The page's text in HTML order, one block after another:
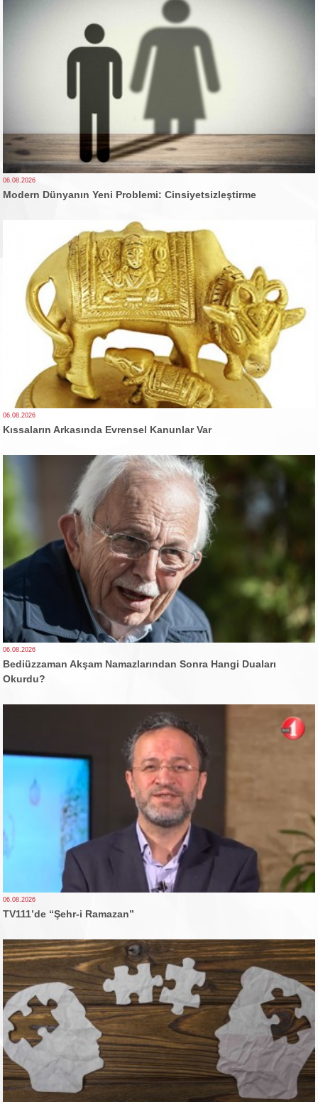
06.08.2026
Modern Dünyanın Yeni Problemi: Cinsiyetsizleştirme
06.08.2026
Kıssaların Arkasında Evrensel Kanunlar Var
06.08.2026
Bediüzzaman Akşam Namazlarından Sonra Hangi Duaları
Okurdu?
06.08.2026
TV111’de “Şehr-i Ramazan”